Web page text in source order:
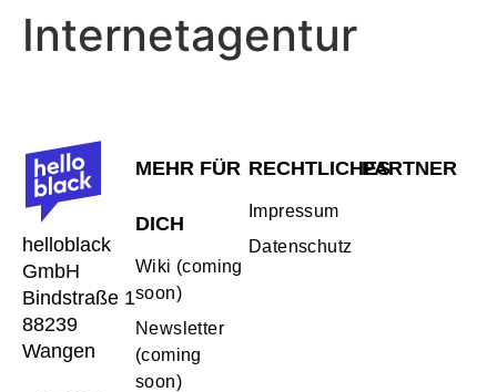
Internetagentur
helloblack
GmbH
Bindstraße 1
88239
Wangen
MEHR FÜR
DICH
Wiki (coming
soon)
Newsletter
(coming
soon)
RECHTLICHES
Impressum
Datenschutz
PARTNER